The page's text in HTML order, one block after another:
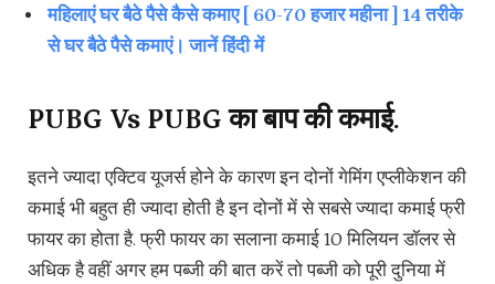
महिलाएं घर बैठे पैसे कैसे कमाए [ 60-70 हजार महीना ] 14 तरीके
से घर बैठे पैसे कमाएं। जानें हिंदी में
PUBG Vs PUBG का बाप की कमाई.
इतने ज्यादा एक्टिव यूजर्स होने के कारण इन दोनों गेमिंग एप्लीकेशन की
कमाई भी बहुत ही ज्यादा होती है इन दोनों में से सबसे ज्यादा कमाई फ्री
फायर का होता है. फ्री फायर का सलाना कमाई 10 मिलियन डॉलर से
अधिक है वहीं अगर हम पब्जी की बात करें तो पब्जी को पूरी दुनिया में